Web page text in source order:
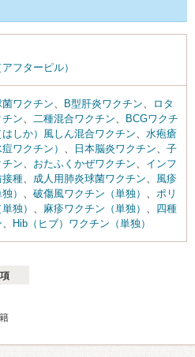
フターピル）
ワクチン、 B型肝炎ワクチン、
ロタ
ン、 二種混合ワクチン、
BCGワクチ
はしか）風しん混合ワクチン、 水疱瘡
ワクチン） 、 日本脳炎ワクチン、 子
ン、 おたふくかぜワクチン、 インフ
接種、 成人用肺炎球菌ワクチン、 風疹
） 、 破傷風ワクチン（単独） 、 ポリ
独） 、 麻疹ワクチン（単独） 、 四種
、 Hib（ヒブ）ワクチン（単独）